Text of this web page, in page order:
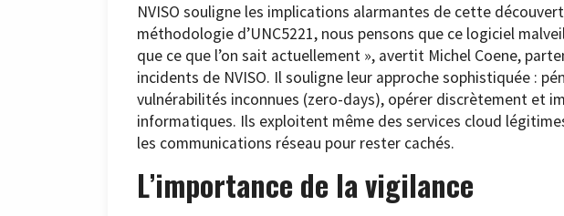
NVISO souligne les implications alarmantes de cette
méthodologie d’UNC5221, nous pensons que ce logiciel
que ce que l’on sait actuellement », avertit Michel Coene,
incidents de NVISO. Il souligne leur approche sophistiquée :
vulnérabilités inconnues (zero-days), opérer discrètement et
informatiques. Ils exploitent même des services cloud
les communications réseau pour rester cachés.
L’importance de la vigilance